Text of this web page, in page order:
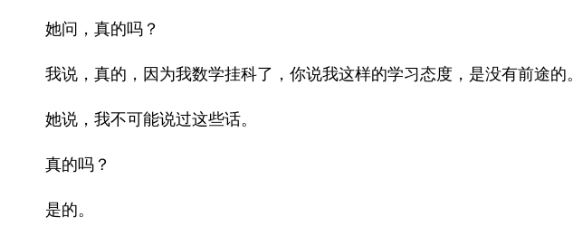
她问，真的吗？
我说，真的，因为我数学挂科了，你说我这样的学习态度，是没有前途的。
她说，我不可能说过这些话。
真的吗？
是的。